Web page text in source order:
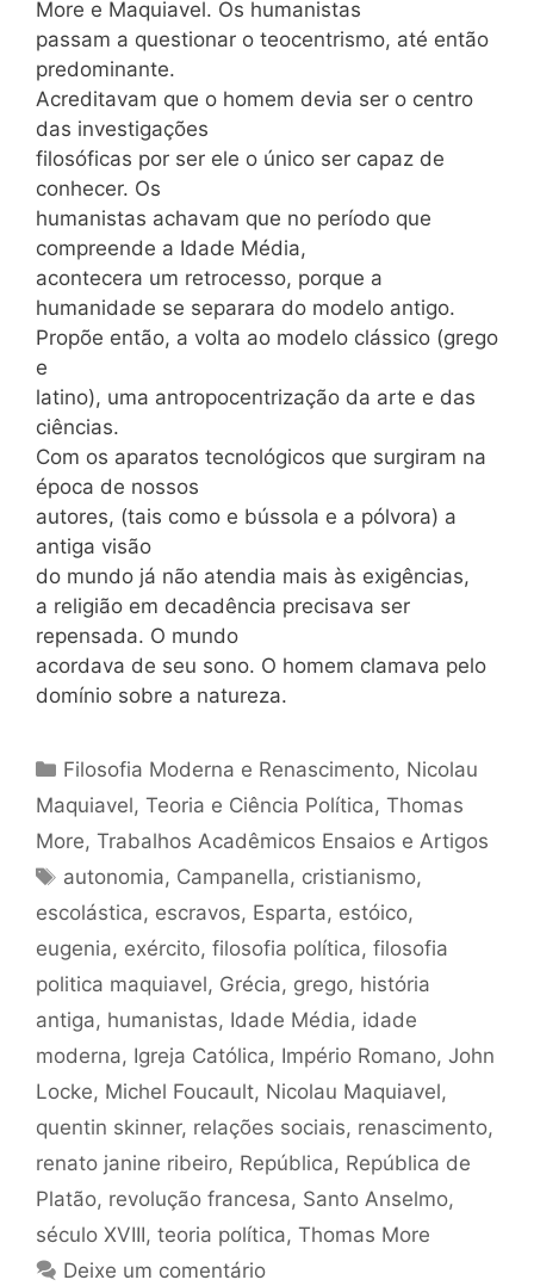
More e Maquiavel. Os humanistas
passam a questionar o teocentrismo, até então
predominante.
Acreditavam que o homem devia ser o centro
das investigações
filosóficas por ser ele o único ser capaz de
conhecer. Os
humanistas achavam que no período que
compreende a Idade Média,
acontecera um retrocesso, porque a
humanidade se separara do modelo antigo.
Propõe então, a volta ao modelo clássico (grego
e
latino), uma antropocentrização da arte e das
ciências.
Com os aparatos tecnológicos que surgiram na
época de nossos
autores, (tais como e bússola e a pólvora) a
antiga visão
do mundo já não atendia mais às exigências,
a religião em decadência precisava ser
repensada. O mundo
acordava de seu sono. O homem clamava pelo
domínio sobre a natureza.
Categorias
Filosofia Moderna e Renascimento, Nicolau
Maquiavel, Teoria e Ciência Política, Thomas
More, Trabalhos Acadêmicos Ensaios e Artigos
Tags
autonomia, Campanella, cristianismo,
escolástica, escravos, Esparta, estóico,
eugenia, exército, filosofia política, filosofia
politica maquiavel, Grécia, grego, história
antiga, humanistas, Idade Média, idade
moderna, Igreja Católica, Império Romano, John
Locke, Michel Foucault, Nicolau Maquiavel,
quentin skinner, relações sociais, renascimento,
renato janine ribeiro, República, República de
Platão, revolução francesa, Santo Anselmo,
século XVIII, teoria política, Thomas More
Deixe um comentário